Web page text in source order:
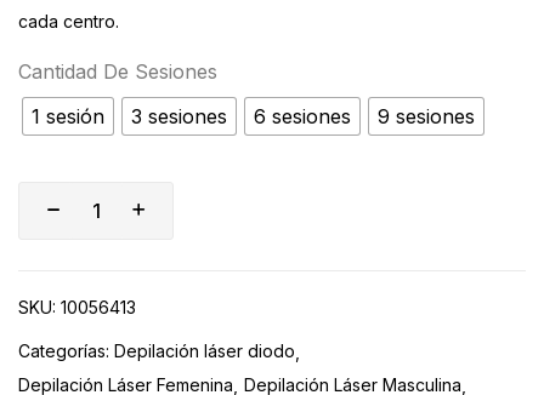
cada centro.
Cantidad De Sesiones
1 sesión
3 sesiones 6 sesiones 9 sesiones
SKU: 10056413
Categorías: Depilación láser diodo
Depilación Láser Femenina Depilación Láser Masculina